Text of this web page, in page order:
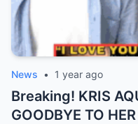
News • 1 year ago
Breaking! KRIS
GOODBYE TO